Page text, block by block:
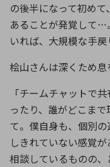
の後半になって初め
あることが発覚して…
いれば、大規模な手戻
桧山さんは深くため息
「チームチャットで
ったり、誰がどこま
て。僕自身も、個別
しきれていない感覚
相談しているものの